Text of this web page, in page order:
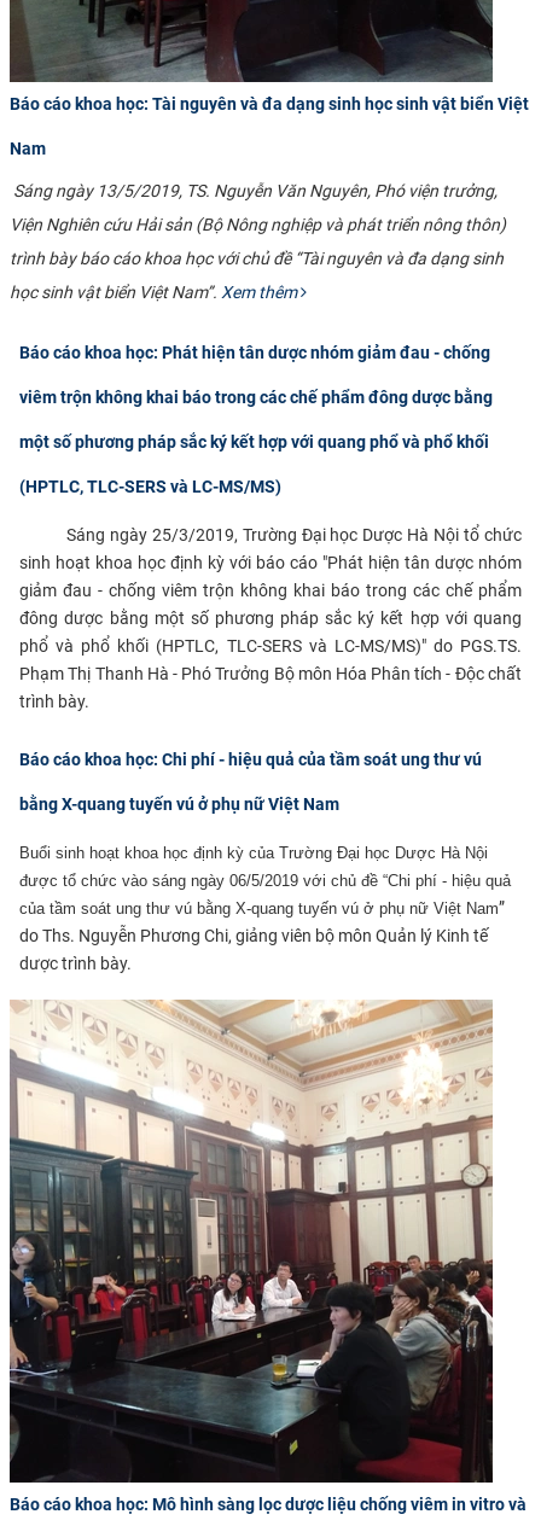
Báo cáo khoa học: Tài nguyên và đa dạng sinh học sinh vật biển Việt
Nam
Sáng ngày 13/5/2019, TS. Nguyễn Văn Nguyên, Phó viện trưởng,
Viện Nghiên cứu Hải sản (Bộ Nông nghiệp và phát triển nông thôn)
trình bày báo cáo khoa học với chủ đề “Tài nguyên và đa dạng sinh
học sinh vật biển Việt Nam”. Xem thêm
Báo cáo khoa học: Phát hiện tân dược nhóm giảm đau - chống
viêm trộn không khai báo trong các chế phẩm đông dược bằng
một số phương pháp sắc ký kết hợp với quang phổ và phổ khối
(HPTLC, TLC-SERS và LC-MS/MS)
Sáng ngày 25/3/2019, Trường Đại học Dược Hà Nội tổ chức
sinh hoạt khoa học định kỳ với báo cáo "Phát hiện tân dược nhóm
giảm đau - chống viêm trộn không khai báo trong các chế phẩm
đông dược bằng một số phương pháp sắc ký kết hợp với quang
phổ và phổ khối (HPTLC, TLC-SERS và LC-MS/MS)" do PGS.TS.
Phạm Thị Thanh Hà - Phó Trưởng Bộ môn Hóa Phân tích - Độc chất
trình bày.
Báo cáo khoa học: Chi phí - hiệu quả của tầm soát ung thư vú
bằng X-quang tuyến vú ở phụ nữ Việt Nam
Buổi sinh hoạt khoa học định kỳ của Trường Đại học Dược Hà Nội
được tổ chức vào sáng ngày 06/5/2019 với chủ đề “Chi phí - hiệu quả
của tầm soát ung thư vú bằng X-quang tuyến vú ở phụ nữ Việt Nam”
do Ths. Nguyễn Phương Chi, giảng viên bộ môn Quản lý Kinh tế
dược trình bày.
Báo cáo khoa học: Mô hình sàng lọc dược liệu chống viêm in vitro và